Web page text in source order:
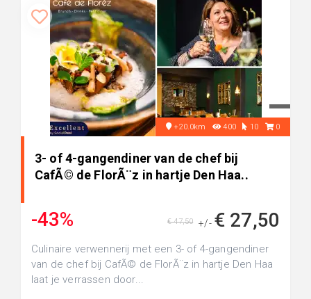
+20.0km 400 10 0
3- of 4-gangendiner van de chef bij
CafÃ© de FlorÃ¨z in hartje Den Haa..
-43% +/- € 27,50
€ 47,50
Culinaire verwennerij met een 3- of 4-gangendiner
van de chef bij CafÃ© de FlorÃ¨z in hartje Den Haa
laat je verrassen door...